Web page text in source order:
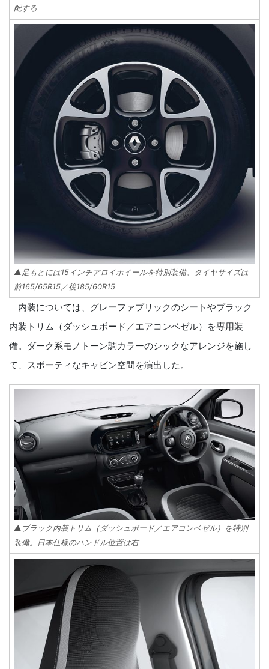
配する
▲足もとには15インチアロイホイールを特別装備。タイヤサイズは
前165/65R15／後185/60R15
内装については、グレーファブリックのシートやブラック
内装トリム（ダッシュボード／エアコンベゼル）を専用装
備。ダーク系モノトーン調カラーのシックなアレンジを施し
て、スポーティなキャビン空間を演出した。
▲ブラック内装トリム（ダッシュボード／エアコンベゼル）を特別
装備。日本仕様のハンドル位置は右